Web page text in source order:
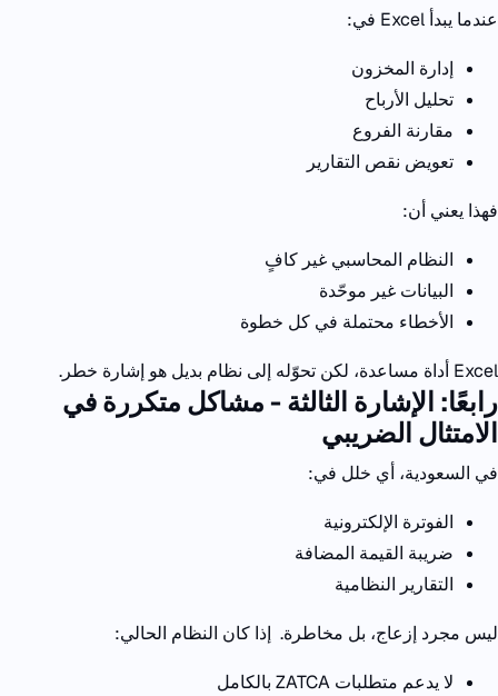
عندما يبدأ Excel في:
إدارة المخزون
تحليل الأرباح
مقارنة الفروع
تعويض نقص التقارير
فهذا يعني أن:
النظام المحاسبي غير كافٍ
البيانات غير موحّدة
الأخطاء محتملة في كل خطوة
Excel أداة مساعدة، لكن تحوّله إلى نظام بديل هو إشارة خطر.
رابعًا: الإشارة الثالثة - مشاكل متكررة في
الامتثال الضريبي
في السعودية، أي خلل في:
الفوترة الإلكترونية
ضريبة القيمة المضافة
التقارير النظامية
ليس مجرد إزعاج، بل مخاطرة. إذا كان النظام الحالي:
لا يدعم متطلبات ZATCA بالكامل